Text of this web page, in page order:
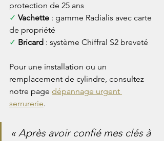
protection de 25 ans
✓ Vachette : gamme Radialis avec carte
de propriété
✓ Bricard : système Chiffral S2 breveté
Pour une installation ou un
remplacement de cylindre, consultez
notre page dépannage urgent
serrurerie.
« Après avoir confié mes clés à